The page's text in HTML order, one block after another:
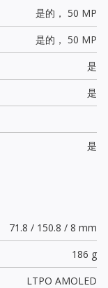
是的， 50 MP
是的， 50 MP
是
是
是
71.8 / 150.8 / 8 mm
186 g
LTPO AMOLED